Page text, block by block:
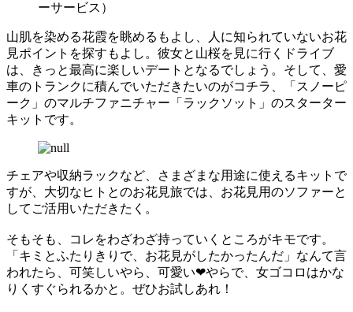
ーサービス）
山肌を染める花霞を眺めるもよし、人に知られていないお花
見ポイントを探すもよし。彼女と山桜を見に行くドライブ
は、きっと最高に楽しいデートとなるでしょう。そして、愛
車のトランクに積んでいただきたいのがコチラ、「スノーピ
ーク」のマルチファニチャー「ラックソット」のスターター
キットです。
チェアや収納ラックなど、さまざまな用途に使えるキットで
すが、大切なヒトとのお花見旅では、お花見用のソファーと
してご活用いただきたく。
そもそも、コレをわざわざ持っていくところがキモです。
「キミとふたりきりで、お花見がしたかったんだ」なんて言
われたら、可笑しいやら、可愛い❤やらで、女ゴコロはかな
りくすぐられるかと。ぜひお試しあれ！